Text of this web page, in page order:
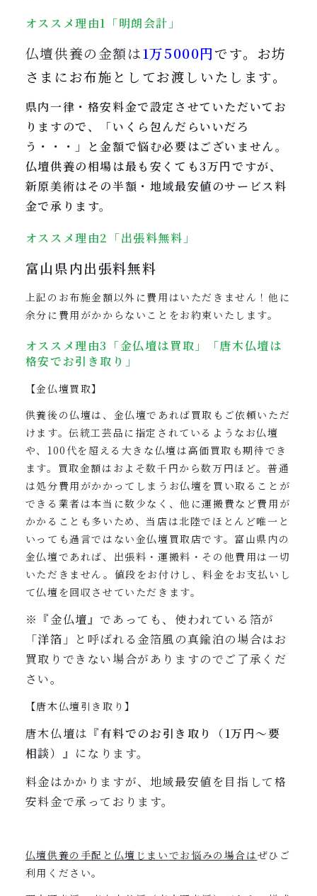
オススメ理由1「明朗会計」
仏壇供養の金額は1万5000円です。 お坊
さまにお布施としてお渡しいたします。
県内一律・格安料金で設定させていただいてお
りますので、「いくら包んだらいいだろ
う・・・」と金額で悩む必要はございません。
仏壇供養の相場は最も安くても3万円ですが、
新原美術はその半額・地域最安値のサービス料
金で承ります。
オススメ理由2「出張料無料」
富山県内出張料無料
上記のお布施金額以外に費用はいただきません！他に
余分に費用がかからないことをお約束いたします。
オススメ理由3「金仏壇は買取」「唐木仏壇は
格安でお引き取り」
【金仏壇買取】
供養後の仏壇は、金仏壇であれば買取もご依頼いただ
けます。伝統工芸品に指定されているようなお仏壇
や、100代を超える大きな仏壇は高価買取も期待でき
ます。買取金額はおよそ数千円から数万円ほど。普通
は処分費用がかかってしまうお仏壇を買い取ることが
できる業者は本当に数少なく、他に運搬費など費用が
かかることも多いため、当店は北陸でほとんど唯一と
いっても過言ではない金仏壇買取店です。富山県内の
金仏壇であれば、出張料・運搬料・その他費用は一切
いただきません。値段をお付けし、料金をお支払いし
て仏壇を回収させていただきます。
※『金仏壇』であっても、使われている箔が
「洋箔」
と呼ばれる金箔風の真鍮泊の場合はお
買取りできない場合がありますのでご了承くだ
さい。
【唐木仏壇引き取り】
唐木仏壇は『有料でのお引き取り（1万円〜要
相談） 』になります。
料金はかかりますが、地域最安値を目指して格
安料金で承っております。
仏壇供養の手配と仏壇じまいでお悩みの場合はぜひご
利用ください。